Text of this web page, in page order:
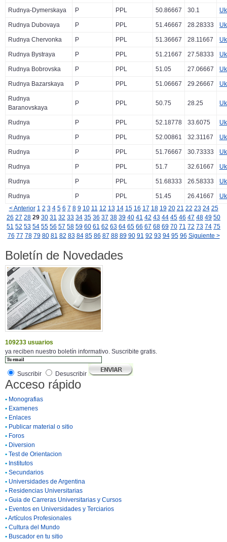
Rudnya-Dymerskaya P PPL 50.86667 30.1
Rudnya Dubovaya P PPL 51.46667 28.28333
Rudnya Chervonka P PPL 51.36667 28.11667
Rudnya Bystraya P PPL 51.21667 27.58333
Rudnya Bobrovska P PPL 51.05 27.06667
Rudnya Bazarskaya P PPL 51.06667 29.26667
Rudnya
Baranovskaya
P PPL 50.75 28.25
Rudnya P PPL 52.18778 33.6075
Rudnya P PPL 52.00861 32.31167
Rudnya P PPL 51.76667 30.73333
Rudnya P PPL 51.7 32.61667
Rudnya P PPL 51.68333 26.58333
Rudnya P PPL 51.45 26.41667
< Anterior 1 2 3 4 5 6 7 8 9 10 11 12 13 14 15 16 17 18 19 20 21 22 23 24 25
26 27 28 29 30 31 32 33 34 35 36 37 38 39 40 41 42 43 44 45 46 47 48 49 50
51 52 53 54 55 56 57 58 59 60 61 62 63 64 65 66 67 68 69 70 71 72 73 74 75
76 77 78 79 80 81 82 83 84 85 86 87 88 89 90 91 92 93 94 95 96 Siguiente >
Boletín de Novedades
109233 usuarios
ya reciben nuestro boletín informativo. Suscribite gratis.
Suscribir Desuscribir
Acceso rápido
• Monografias
• Examenes
• Enlaces
• Publicar material o sitio
• Foros
• Diversion
• Test de Orientacion
• Institutos
• Secundarios
• Universidades de Argentina
• Residencias Universitarias
• Guia de Carreras Universitarias y Cursos
• Eventos en Universidades y Terciarios
•Artículos Profesionales
• Cultura del Mundo
• Buscador en tu sitio